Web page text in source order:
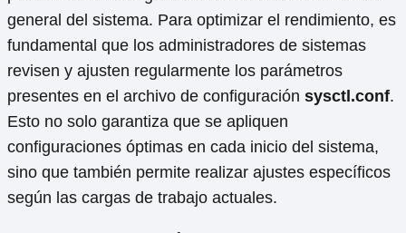
general del sistema. Para optimizar el rendimiento, es
fundamental que los administradores de sistemas
revisen y ajusten regularmente los parámetros
presentes en el archivo de configuración sysctl.conf.
Esto no solo garantiza que se apliquen
configuraciones óptimas en cada inicio del sistema,
sino que también permite realizar ajustes específicos
según las cargas de trabajo actuales.